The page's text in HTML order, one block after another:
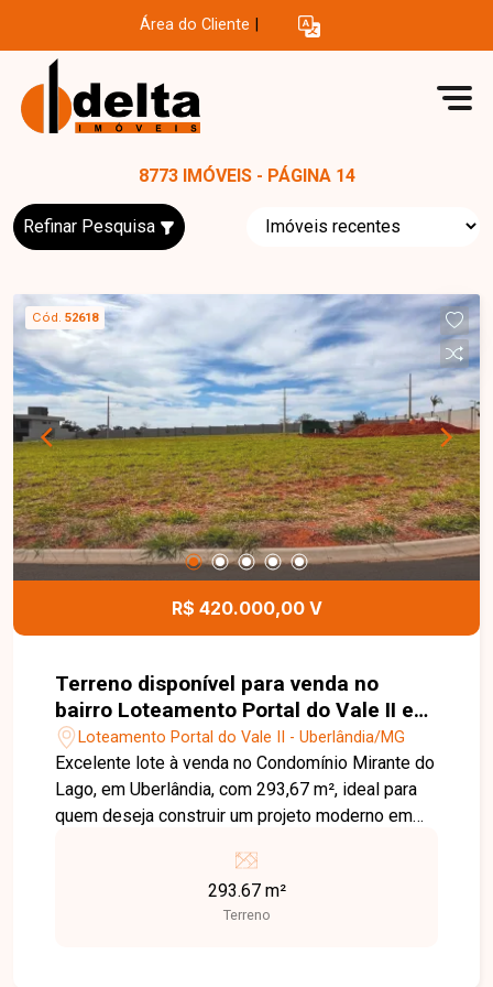
Área do Cliente
8773 IMÓVEIS - PÁGINA 14
Refinar Pesquisa
Cód. 52618
R$ 420.000,00 V
Terreno disponível para venda no
bairro Loteamento Portal do Vale II em
Uberlândia-MG
Loteamento Portal do Vale II - Uberlândia/MG
Excelente lote à venda no Condomínio Mirante do
Lago, em Uberlândia, com 293,67 m², ideal para
quem deseja construir um projeto moderno em
proporcionando diversas possibilidades de
construção, em um condomínio que oferece
293.67 m²
Terreno